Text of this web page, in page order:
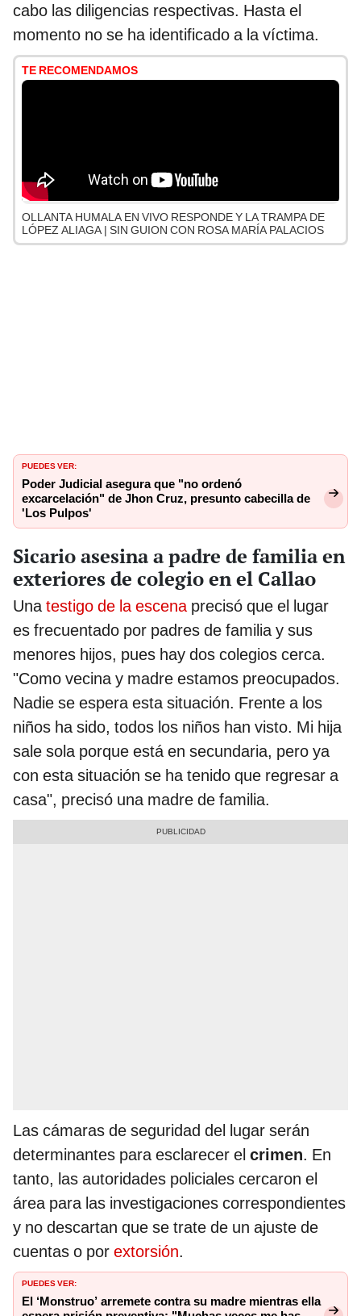
cabo las diligencias respectivas. Hasta el
momento no se ha identificado a la víctima.
TE RECOMENDAMOS
OLLANTA HUMALA EN VIVO RESPONDE Y LA TRAMPA DE
LÓPEZ ALIAGA | SIN GUION CON ROSA MARÍA PALACIOS
PUEDES VER:
Poder Judicial asegura que "no ordenó
excarcelación" de Jhon Cruz, presunto cabecilla de
'Los Pulpos'
Sicario asesina a padre de familia en
exteriores de colegio en el Callao
Unatestigo de la escenaprecisó que el lugar
es frecuentado por padres de familia y sus
menores hijos, pues hay dos colegios cerca.
"Como vecina y madre estamos preocupados.
Nadie se espera esta situación. Frente a los
niños ha sido, todos los niños han visto. Mi hija
sale sola porque está en secundaria, pero ya
con esta situación se ha tenido que regresar a
casa", precisó una madre de familia.
Las cámaras de seguridad del lugar serán
determinantes para esclarecer el crimen. En
tanto, las autoridades policiales cercaron el
área para las investigaciones correspondientes
y no descartan que se trate de un ajuste de
cuentas o por extorsión.
PUEDES VER:
El ‘Monstruo’ arremete contra su madre mientras ella